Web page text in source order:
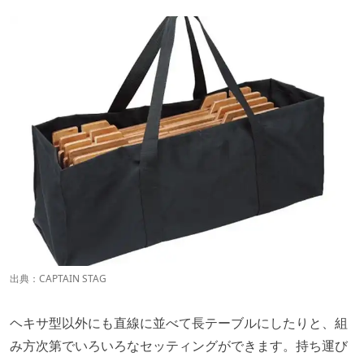
出典： CAPTAIN STAG
ヘキサ型以外にも直線に並べて長テーブルにしたりと、組
み方次第でいろいろなセッティングができます。持ち運び